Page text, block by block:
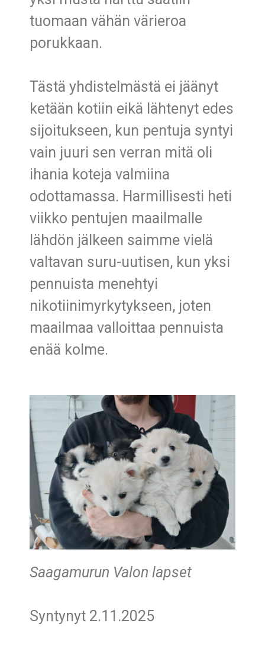
tuomaan vähän värieroa
porukkaan.
Tästä yhdistelmästä ei jäänyt
ketään kotiin eikä lähtenyt edes
sijoitukseen, kun pentuja syntyi
vain juuri sen verran mitä oli
ihania koteja valmiina
odottamassa. Harmillisesti heti
viikko pentujen maailmalle
lähdön jälkeen saimme vielä
valtavan suru-uutisen, kun yksi
pennuista menehtyi
nikotiinimyrkytykseen, joten
maailmaa valloittaa pennuista
enää kolme.
Saagamurun Valon lapset
Syntynyt 2.11.2025